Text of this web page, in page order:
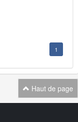
1
Haut de page